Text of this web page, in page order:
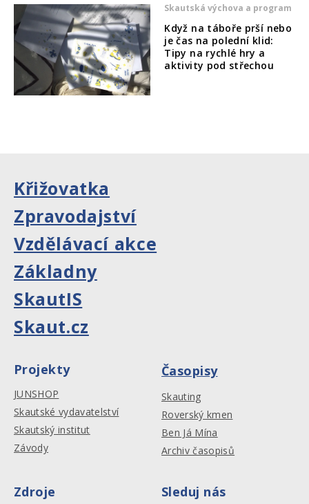
Skautská výchova a program
Když na táboře prší nebo
je čas na polední klid:
Tipy na rychlé hry a
aktivity pod střechou
Křižovatka
Zpravodajství
Vzdělávací akce
Základny
SkautIS
Skaut.cz
Projekty
JUNSHOP
Skautské vydavatelství
Skautský institut
Závody
Časopisy
Skauting
Roverský kmen
Ben Já Mína
Archiv časopisů
Zdroje Sleduj nás